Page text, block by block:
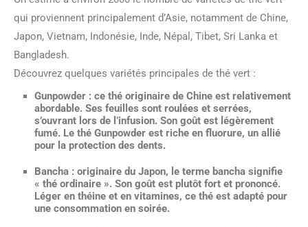
qui proviennent principalement d’Asie, notamment de Chine,
Japon, Vietnam, Indonésie, Inde, Népal, Tibet, Sri Lanka et
Bangladesh.
Découvrez quelques variétés principales de thé vert :
Gunpowder : ce thé originaire de Chine est relativement
abordable. Ses feuilles sont roulées et serrées,
s’ouvrant lors de l’infusion. Son goût est légèrement
fumé. Le thé Gunpowder est riche en fluorure, un allié
pour la protection des dents.
Bancha : originaire du Japon, le terme bancha signifie
« thé ordinaire ». Son goût est plutôt fort et prononcé.
Léger en théine et en vitamines, ce thé est adapté pour
une consommation en soirée.